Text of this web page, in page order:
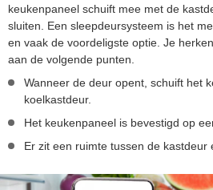
keukenpaneel schuift mee met de
sluiten. Een sleepdeursysteem is het
en vaak de voordeligste optie. Je
aan de volgende punten.
Wanneer de deur opent, schuift het
koelkastdeur.
Het keukenpaneel is bevestigd op
Er zit een ruimte tussen de kastdeur